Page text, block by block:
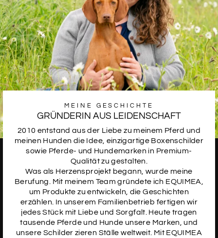
SCHRIFTART
15
SCHRIFTART
SCHRIFTART
17
SCHRIFTART
18
MEINE GESCHICHTE
GRÜNDERIN AUS LEIDENSCHAFT
2010 entstand aus der Liebe zu meinem Pferd und
meinen Hunden die Idee, einzigartige Boxenschilder
sowie Pferde- und Hundemarken in Premium-
Qualität zu gestalten.
Was als Herzensprojekt begann, wurde meine
Berufung. Mit meinem Team gründete ich EQUIMEA,
um Produkte zu entwickeln, die Geschichten
erzählen. In unserem Familienbetrieb fertigen wir
jedes Stück mit Liebe und Sorgfalt. Heute tragen
tausende Pferde und Hunde unsere Marken, und
unsere Schilder zieren Ställe weltweit. Mit EQUIMEA